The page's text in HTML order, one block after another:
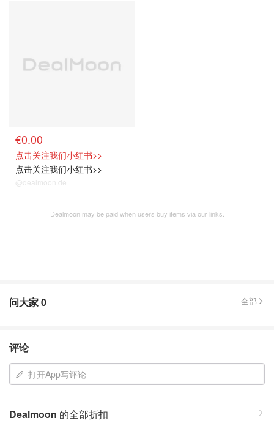
€0.00
点击关注我们小红书>>
点击关注我们小红书>>
@dealmoon.de
Dealmoon may be paid when users buy items via our links.
问大家0 全部
评论
打开App写评论
Dealmoon 的全部折扣